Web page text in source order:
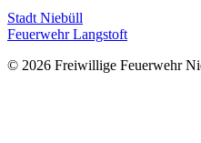
Stadt Niebüll
Feuerwehr Langstoft
© 2026 Freiwillige Feuerwehr